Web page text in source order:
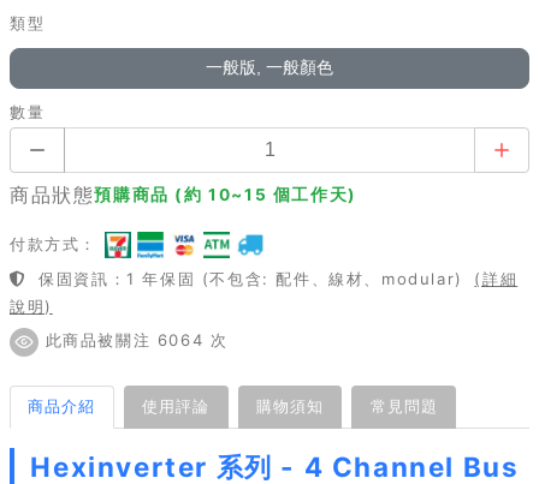
類型
一般版, 一般顏色
數量
商品狀態預購商品 (約 10~15 個工作天)
付款方式：
保固資訊：1 年保固 (不包含: 配件、線材、modular)
(詳細
說明)
此商品被關注 6064 次
商品介紹 使用評論 購物須知 常見問題
Hexinverter 系列 - 4 Channel Bus